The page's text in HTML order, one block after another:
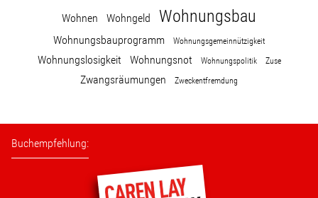
Wohnen Wohngeld Wohnungsbau
Wohnungsbauprogramm Wohnungsgemeinnützigkeit
Wohnungslosigkeit Wohnungsnot Wohnungspolitik Zuse
Zwangsräumungen Zweckentfremdung
Buchempfehlung: